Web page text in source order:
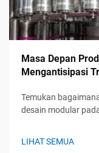
Masa Depan
Mengantisipasi
Temukan
desain modular
LIHAT SEMUA